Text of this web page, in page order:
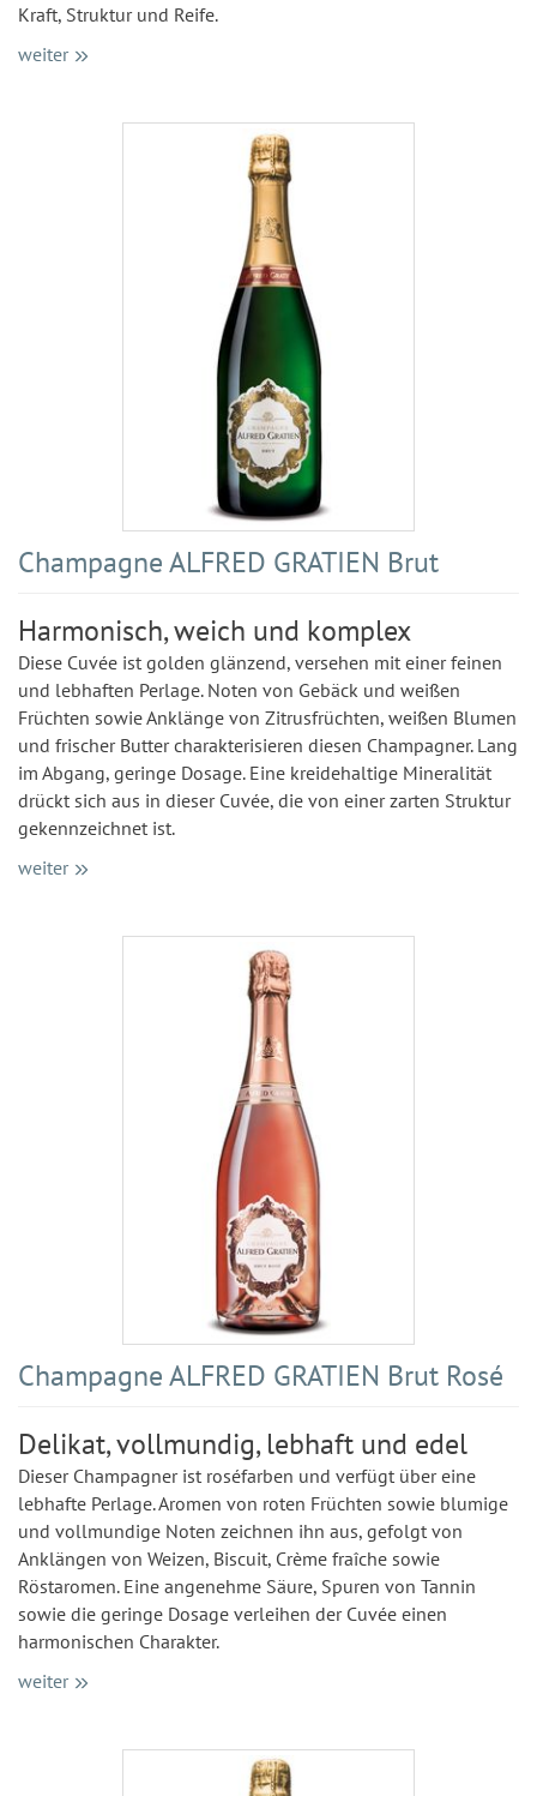
Kraft, Struktur und Reife.
weiter
Champagne ALFRED GRATIEN Brut
Harmonisch, weich und komplex
Diese Cuvée ist golden glänzend, versehen mit einer feinen
und lebhaften Perlage. Noten von Gebäck und weißen
Früchten sowie Anklänge von Zitrusfrüchten, weißen Blumen
und frischer Butter charakterisieren diesen Champagner. Lang
im Abgang, geringe Dosage. Eine kreidehaltige Mineralität
drückt sich aus in dieser Cuvée, die von einer zarten Struktur
gekennzeichnet ist.
weiter
Champagne ALFRED GRATIEN Brut Rosé
Delikat, vollmundig, lebhaft und edel
Dieser Champagner ist roséfarben und verfügt über eine
lebhafte Perlage. Aromen von roten Früchten sowie blumige
und vollmundige Noten zeichnen ihn aus, gefolgt von
Anklängen von Weizen, Biscuit, Crème fraîche sowie
Röstaromen. Eine angenehme Säure, Spuren von Tannin
sowie die geringe Dosage verleihen der Cuvée einen
harmonischen Charakter.
weiter